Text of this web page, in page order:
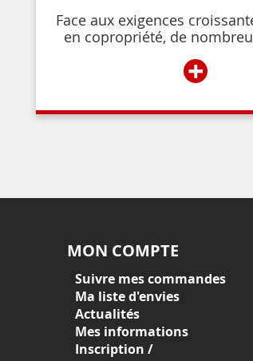
Face aux exigences
en copropriété, de
l’accès à l’immeuble aux
personnes autorisées par
+
MON COMPTE
Suivre mes commandes
Ma liste d'envies
Actualités
Mes informations
Inscription /